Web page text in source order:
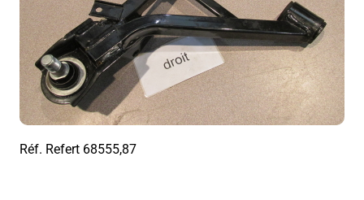
Réf. Refert 68555,87